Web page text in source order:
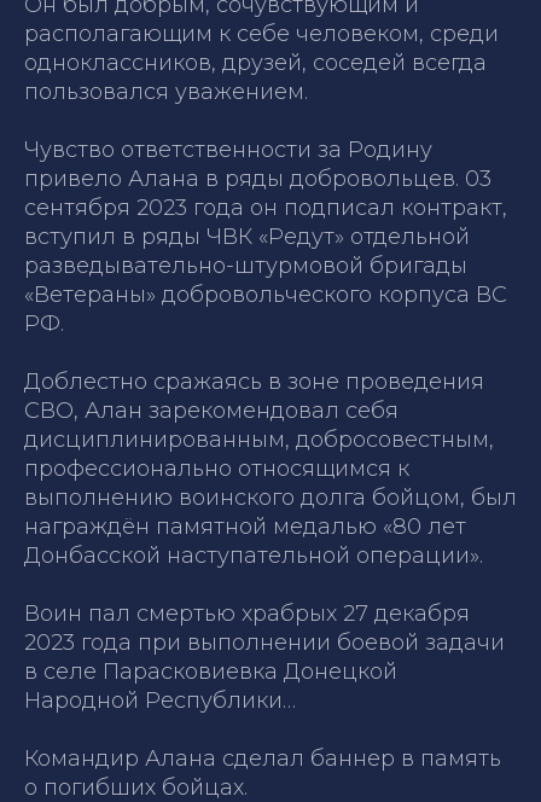
располагающим к себе человеком, среди
одноклассников, друзей, соседей всегда
пользовался уважением.
Чувство ответственности за Родину
привело Алана в ряды добровольцев. 03
сентября 2023 года он подписал контракт,
вступил в ряды ЧВК «Редут» отдельной
разведывательно-штурмовой бригады
«Ветераны» добровольческого корпуса ВС
РФ.
Доблестно сражаясь в зоне проведения
СВО, Алан зарекомендовал себя
дисциплинированным, добросовестным,
профессионально относящимся к
выполнению воинского долга бойцом, был
награждён памятной медалью «80 лет
Донбасской наступательной операции».
Воин пал смертью храбрых 27 декабря
2023 года при выполнении боевой задачи
в селе Парасковиевка Донецкой
Народной Республики…
Командир Алана сделал баннер в память
о погибших бойцах.